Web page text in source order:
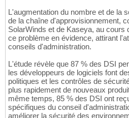
L'augmentation du nombre et de la
de la chaîne d'approvisionnement,
SolarWinds et de Kaseya, au cours
ce problème en évidence, attirant
conseils d'administration.
L'étude révèle que 87 % des DSI
les développeurs de logiciels font
politiques et les contrôles de
plus rapidement de nouveaux
même temps, 85 % des DSI ont
spécifiques du conseil
améliorer la sécurité des